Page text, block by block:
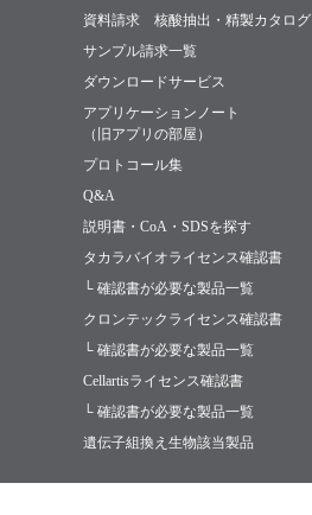
資料請求 核酸抽出・精製カタログ
サンプル請求一覧
ダウンロードサービス
アプリケーションノート
（旧アプリの部屋）
プロトコール集
Q&A
説明書・CoA・SDSを探す
タカラバイオライセンス確認書
└ 確認書が必要な製品一覧
クロンテックライセンス確認書
└ 確認書が必要な製品一覧
Cellartisライセンス確認書
└ 確認書が必要な製品一覧
遺伝子組換え生物該当製品